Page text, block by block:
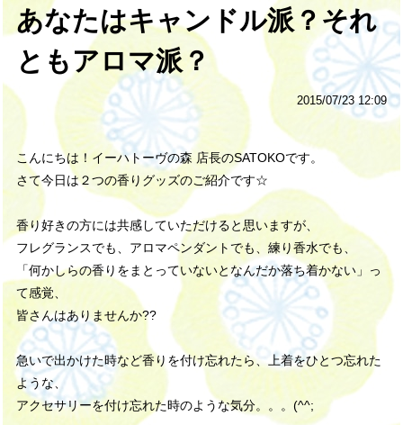
あなたはキャンドル派？それ
ともアロマ派？
2015/07/23 12:09
こんにちは！イーハトーヴの森 店長のSATOKOです。
さて今日は２つの香りグッズのご紹介です☆
香り好きの方には共感していただけると思いますが、
フレグランスでも、アロマペンダントでも、練り香水でも、
「何かしらの香りをまとっていないとなんだか落ち着かない」
っ
て感覚、
皆さんはありませんか??
急いで出かけた時など香りを付け忘れたら、上着をひとつ忘れた
ような、
アクセサリーを付け忘れた時のような気分。。。 (^^;